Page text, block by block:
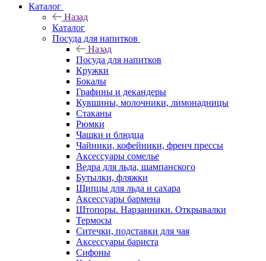
Каталог
Назад
Каталог
Посуда для напитков
Назад
Посуда для напитков
Кружки
Бокалы
Графины и декандеры
Кувшины, молочники, лимонадницы
Стаканы
Рюмки
Чашки и блюдца
Чайники, кофейники, френч прессы
Аксессуары сомелье
Ведра для льда, шампанского
Бутылки, фляжки
Щипцы для льда и сахара
Аксессуары бармена
Штопоры. Нарзанники. Открывалки
Термосы
Ситечки, подставки для чая
Аксессуары бариста
Сифоны